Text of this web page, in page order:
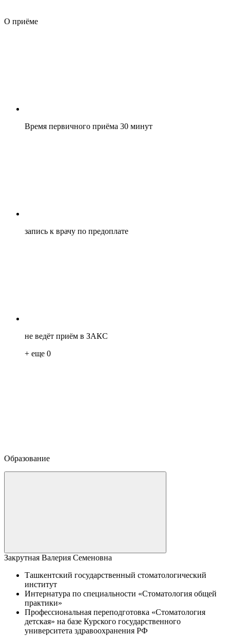
О приёме
Время первичного приёма 30 минут
запись к врачу по предоплате
не ведёт приём в ЗАКС
+ еще 0
Образование
Закрутная Валерия Семеновна
Ташкентский государственный стоматологический
институт
Интернатура по специальности «Стоматология общей
практики»
Профессиональная переподготовка «Стоматология
детская» на базе Курского государственного
университета здравоохранения РФ